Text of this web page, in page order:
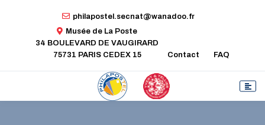
philapostel.secnat@wanadoo.fr
Musée de La Poste
34 BOULEVARD DE VAUGIRARD
75731 PARIS CEDEX 15
Contact FAQ